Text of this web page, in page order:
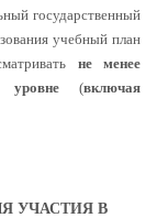
государственный
учебный план
не менее
уровне(включая
УЧАСТИЯ В